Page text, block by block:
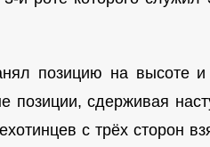
позицию на высоте и
позиции, сдерживая
с трёх сторон